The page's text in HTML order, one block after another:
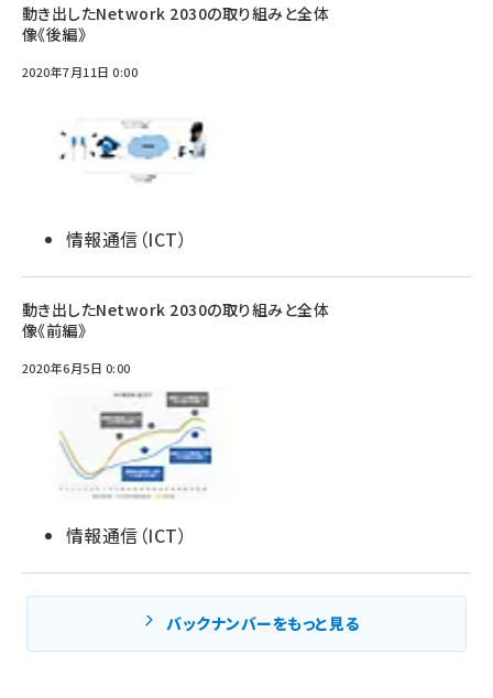
動き出したNetwork 2030の取り組みと全体
像《後編》
2020年7月11日 0:00
情報通信（ICT）
動き出したNetwork 2030の取り組みと全体
像《前編》
2020年6月5日 0:00
情報通信（ICT）
バックナンバーをもっと見る